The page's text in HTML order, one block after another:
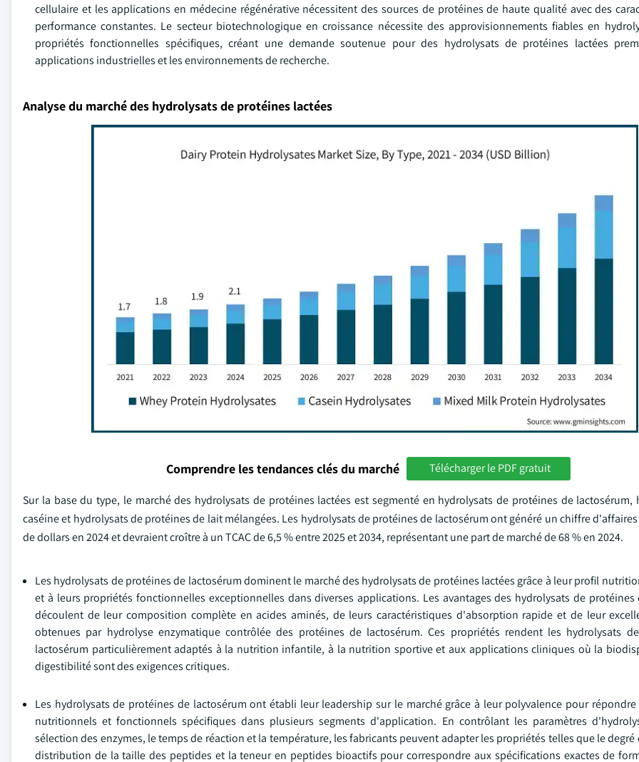
cellulaire et les applications en médecine régénérative nécessitent des sources de protéines de haute qualité avec des
performance constantes. Le secteur biotechnologique en croissance nécessite des approvisionnements fiables en
propriétés fonctionnelles spécifiques, créant une demande soutenue pour des hydrolysats de protéines lactées
applications industrielles et les environnements de recherche.
Analyse du marché des hydrolysats de protéines lactées
Comprendre les tendances clés du marché Télécharger le PDF gratuit
Sur la base du type, le marché des hydrolysats de protéines lactées est segmenté en hydrolysats de protéines de lactosérum,
caséine et hydrolysats de protéines de lait mélangées. Les hydrolysats de protéines de lactosérum ont généré un chiffre
de dollars en 2024 et devraient croître à un TCAC de 6,5 % entre 2025 et 2034, représentant une part de marché de 68 % en 2024.
Les hydrolysats de protéines de lactosérum dominent le marché des hydrolysats de protéines lactées grâce à leur profil
et à leurs propriétés fonctionnelles exceptionnelles dans diverses applications. Les avantages des hydrolysats de protéines
découlent de leur composition complète en acides aminés, de leurs caractéristiques d'absorption rapide et de leur
obtenues par hydrolyse enzymatique contrôlée des protéines de lactosérum. Ces propriétés rendent les hydrolysats
lactosérum particulièrement adaptés à la nutrition infantile, à la nutrition sportive et aux applications cliniques où la
digestibilité sont des exigences critiques.
Les hydrolysats de protéines de lactosérum ont établi leur leadership sur le marché grâce à leur polyvalence pour
nutritionnels et fonctionnels spécifiques dans plusieurs segments d'application. En contrôlant les paramètres
sélection des enzymes, le temps de réaction et la température, les fabricants peuvent adapter les propriétés telles que le
distribution de la taille des peptides et la teneur en peptides bioactifs pour correspondre aux spécifications exactes de